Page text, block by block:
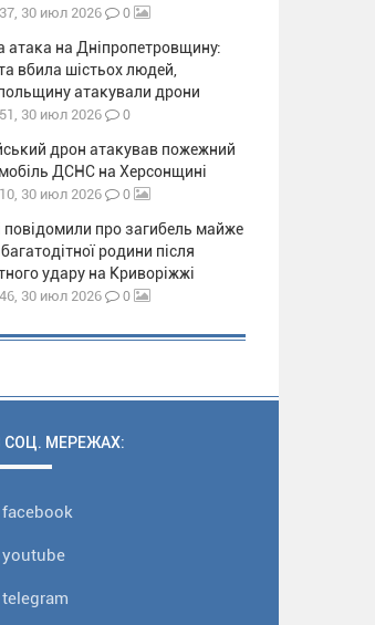
30 июл 2026 0
атака на Дніпропетровщину:
вбила шістьох людей,
атакували дрони
30 июл 2026 0
дрон атакував пожежний
ДСНС на Херсонщині
30 июл 2026 0
повідомили про загибель майже
багатодітної родини після
удару на Криворіжжі
30 июл 2026 0
СОЦ. МЕРЕЖАХ:
facebook
youtube
telegram